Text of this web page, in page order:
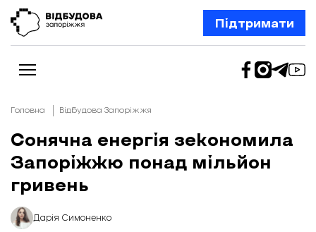
Підтримати
Новини
Відбудова Запоріжжя
Ексклюзив
Бізнес
Шлях додому
Відбудова. Життя
Головна Відбудова Запоріжжя
Сонячна енергія зекономила
Запоріжжю понад мільйон
гривень
Дарія Симоненко